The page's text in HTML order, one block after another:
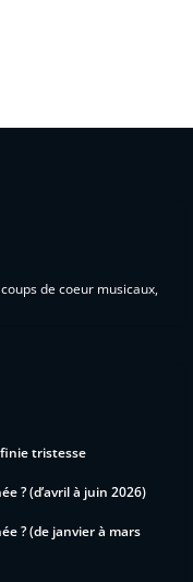
de coeur musicaux,
tristesse
? (d’avril à juin 2026)
? (de janvier à mars